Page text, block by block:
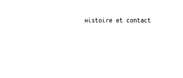
Histoire et Contact